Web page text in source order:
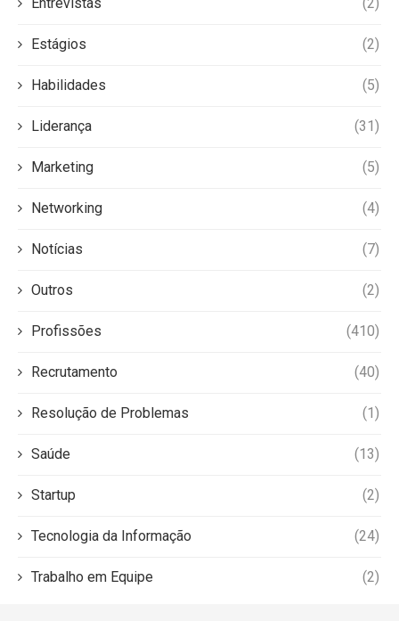
Estágios (2)
Habilidades (5)
Liderança (31)
Marketing (5)
Networking (4)
Notícias (7)
Outros (2)
Profissões (410)
Recrutamento (40)
Resolução de Problemas (1)
Saúde (13)
Startup (2)
Tecnologia da Informação (24)
Trabalho em Equipe (2)